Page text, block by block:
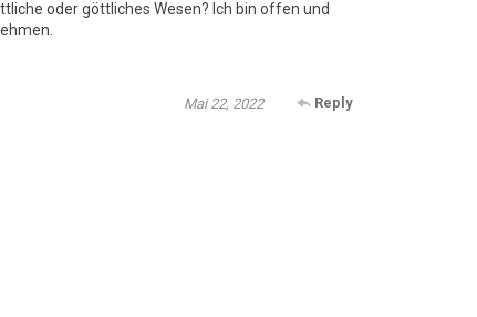
oder göttliches Wesen? Ich bin offen und
Reply
Mai 22, 2022